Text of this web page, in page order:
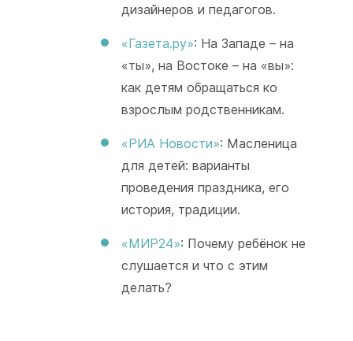
дизайнеров и педагогов.
«Газета.ру»: На Западе – на
«ты», на Востоке – на «вы»:
как детям обращаться ко
взрослым родственникам.
«РИА Новости»: Масленица
для детей: варианты
проведения праздника, его
история, традиции.
«МИР24»: Почему ребёнок не
слушается и что с этим
делать?